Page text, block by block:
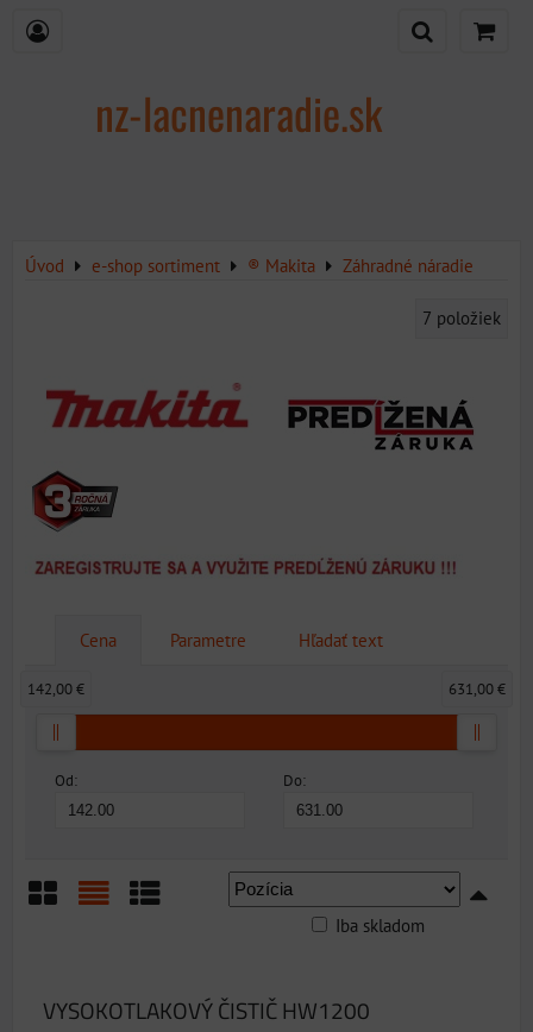
nz-lacnenaradie.sk
Úvod e-shop sortiment ® Makita Záhradné náradie
7 položiek
Cena Parametre Hľadať text
Od: Do:
142,00 € 631,00 €
Iba skladom
VYSOKOTLAKOVÝ ČISTIČ HW1200